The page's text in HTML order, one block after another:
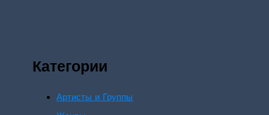
Категории
Артисты и Группы